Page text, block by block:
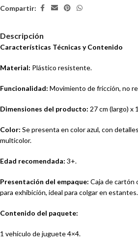
Compartir:
Descripción
Características Técnicas y Contenido
Material: Plástico resistente.
Funcionalidad: Movimiento de fricción, no
Dimensiones del producto: 27 cm (largo) x
Color: Se presenta en color azul, con
multicolor.
Edad recomendada: 3+.
Presentación del empaque: Caja de cartón
para exhibición, ideal para colgar en estantes.
Contenido del paquete:
1 vehículo de juguete 4×4.